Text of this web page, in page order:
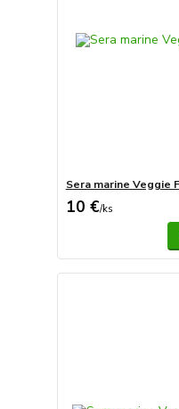
Sera marine Veggie
10 €/ks